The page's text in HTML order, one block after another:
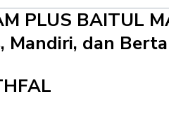
PLUS BAITUL
Mandiri, dan